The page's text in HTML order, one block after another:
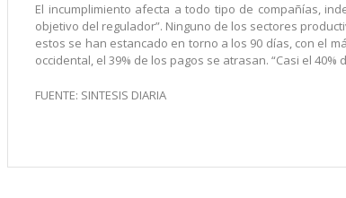
El incumplimiento afecta a todo tipo de compañías,
objetivo del regulador”. Ninguno de los sectores
estos se han estancado en torno a los 90 días, con el
occidental, el 39% de los pagos se atrasan. “Casi el
FUENTE: SINTESIS DIARIA